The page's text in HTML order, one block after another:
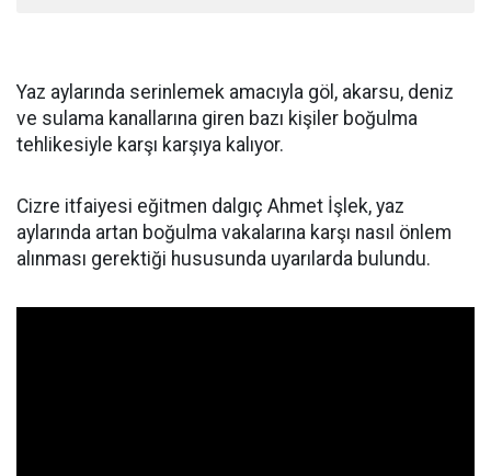
Yaz aylarında serinlemek amacıyla göl, akarsu, deniz
ve sulama kanallarına giren bazı kişiler boğulma
tehlikesiyle karşı karşıya kalıyor.
Cizre itfaiyesi eğitmen dalgıç Ahmet İşlek, yaz
aylarında artan boğulma vakalarına karşı nasıl önlem
alınması gerektiği hususunda uyarılarda bulundu.